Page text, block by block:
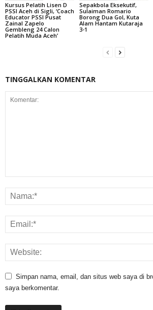
Kursus Pelatih Lisen D
PSSI Aceh di Sigli, ‘Coach
Educator PSSI Pusat
Zainal Zapelo
Gembleng 24 Calon
Pelatih Muda Aceh’
Sepakbola Eksekutif,
Sulaiman Romario
Borong Dua Gol, Kuta
Alam Hantam Kutaraja
3-1
TINGGALKAN KOMENTAR
Simpan nama, email, dan situs web saya di
saya berkomentar.